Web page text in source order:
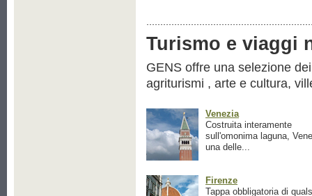
Turismo e viaggi
GENS offre una selezione
agriturismi , arte e cultura,
Venezia
Costruita interamente
sull'omonima laguna,
una delle...
Firenze
Tappa obbligatoria di